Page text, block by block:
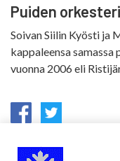
Puiden
Soivan Siilin Kyösti ja
kappaleensa samassa
vuonna 2006 eli